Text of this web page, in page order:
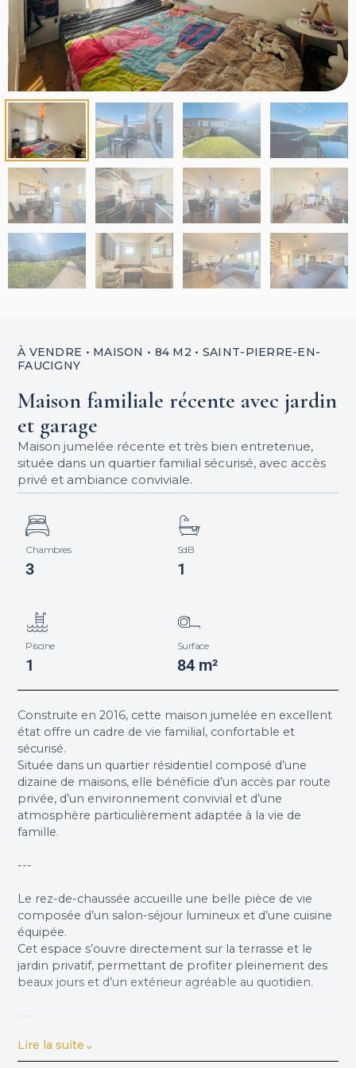
À VENDRE • MAISON • 84 M2 • SAINT-PIERRE-EN-
FAUCIGNY
Maison familiale récente avec jardin
et garage
Maison jumelée récente et très bien entretenue,
située dans un quartier familial sécurisé, avec accès
privé et ambiance conviviale.
Chambres
3
SdB
1
Piscine
1
Surface
84 m²
Construite en 2016, cette maison jumelée en excellent
état offre un cadre de vie familial, confortable et
sécurisé.
Située dans un quartier résidentiel composé d’une
dizaine de maisons, elle bénéficie d’un accès par route
privée, d’un environnement convivial et d’une
atmosphère particulièrement adaptée à la vie de
famille.
---
Le rez-de-chaussée accueille une belle pièce de vie
composée d’un salon-séjour lumineux et d’une cuisine
équipée.
Cet espace s’ouvre directement sur la terrasse et le
jardin privatif, permettant de profiter pleinement des
beaux jours et d’un extérieur agréable au quotidien.
---
Le jardin d’environ 207 m², exposé sud-ouest, bénéficie
Lire la suite